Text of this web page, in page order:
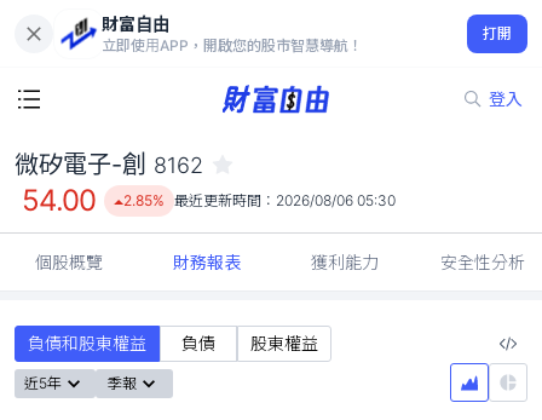
財富自由
立即使用APP，開啟您的股市智慧導航！
打開
登入
54.00
2.85%
微矽電子-創 8162
54.00 2.85% 最近更新時間： 2026/08/06 05:30
個股概覽 財務報表 獲利能力 安全性分析
負債和股東權益 負債 股東權益
近5年 季報